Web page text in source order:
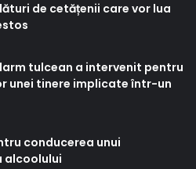
de cetățenii care vor lua
tulcean a intervenit pentru
unei tinere implicate într-un
conducerea unui
alcoolului